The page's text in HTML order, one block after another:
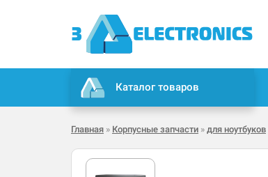
Каталог товаров
Главная » Корпусные запчасти » для ноутбуков